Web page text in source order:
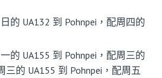
的 UA132 到 Pohnpei，配周四的
的 UA155 到 Pohnpei，配周三的
三的 UA155 到 Pohnpei，配周五